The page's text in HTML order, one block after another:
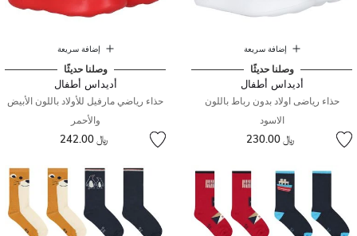
إضافة سريعة
وصلنا حديثًا
أديداس أطفال
حذاء رياضى اولاد بدون رباط باللون
الاسود
﷼ 230.00
إضافة سريعة
وصلنا حديثًا
أديداس أطفال
حذاء رياضي مارفيل للأولاد باللون الأبيض
والأحمر
﷼ 242.00